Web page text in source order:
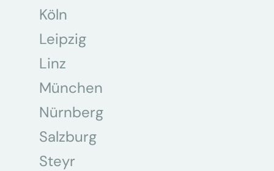
Köln
Leipzig
Linz
München
Nürnberg
Salzburg
Steyr